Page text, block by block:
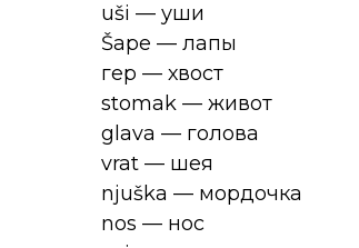
uši — уши
Šape — лапы
гер — хвост
stomak — живот
glava — голова
vrat — шея
njuška — мордочка
nos — нос